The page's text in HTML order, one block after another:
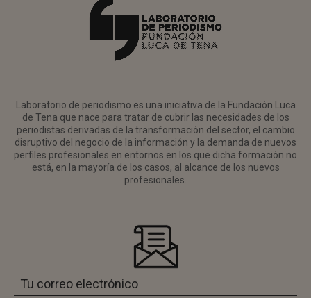
Laboratorio de periodismo es una iniciativa de la Fundación Luca
de Tena que nace para tratar de cubrir las necesidades de los
periodistas derivadas de la transformación del sector, el cambio
disruptivo del negocio de la información y la demanda de nuevos
perfiles profesionales en entornos en los que dicha formación no
está, en la mayoría de los casos, al alcance de los nuevos
profesionales.